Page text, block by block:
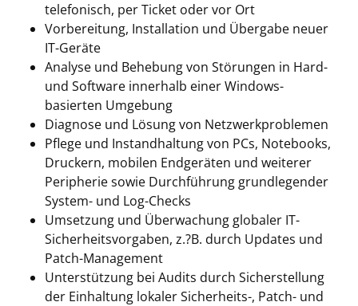
telefonisch, per Ticket oder vor Ort
Vorbereitung, Installation und Übergabe neuer
IT-Geräte
Analyse und Behebung von Störungen in Hard-
und Software innerhalb einer Windows-
basierten Umgebung
Diagnose und Lösung von Netzwerkproblemen
Pflege und Instandhaltung von PCs, Notebooks,
Druckern, mobilen Endgeräten und weiterer
Peripherie sowie Durchführung grundlegender
System- und Log-Checks
Umsetzung und Überwachung globaler IT-
Sicherheitsvorgaben, z.?B. durch Updates und
Patch-Management
Unterstützung bei Audits durch Sicherstellung
der Einhaltung lokaler Sicherheits-, Patch- und